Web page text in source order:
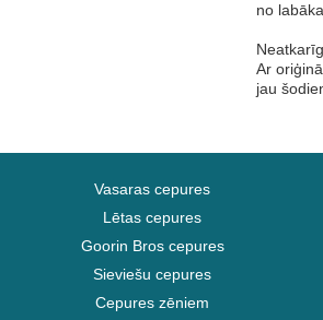
no
Ar
jau
Vasaras cepures
Lētas cepures
Goorin Bros cepures
Sieviešu cepures
Cepures zēniem